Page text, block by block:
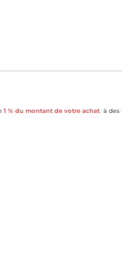
r
1 % du montant de votre achat à des